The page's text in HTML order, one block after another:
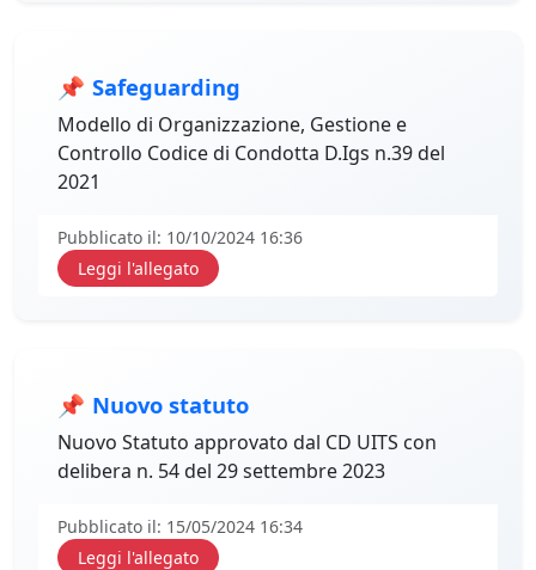
📌 Safeguarding
Modello di Organizzazione, Gestione e
Controllo Codice di Condotta D.Igs n.39 del
2021
Pubblicato il: 10/10/2024 16:36
Leggi l'allegato
📌 Nuovo statuto
Nuovo Statuto approvato dal CD UITS con
delibera n. 54 del 29 settembre 2023
Pubblicato il: 15/05/2024 16:34
Leggi l'allegato